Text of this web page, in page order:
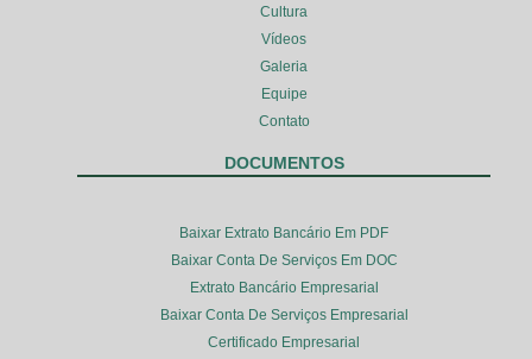
Cultura
Vídeos
Galeria
Equipe
Contato
DOCUMENTOS
Baixar Extrato Bancário Em PDF
Baixar Conta De Serviços Em DOC
Extrato Bancário Empresarial
Baixar Conta De Serviços Empresarial
Certificado Empresarial